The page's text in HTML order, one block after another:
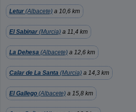
Letur (Albacete) a 10,6 km
El Sabinar (Murcia) a 11,4 km
La Dehesa (Albacete) a 12,6 km
Calar de La Santa (Murcia) a 14,3 km
El Gallego (Albacete) a 15,8 km